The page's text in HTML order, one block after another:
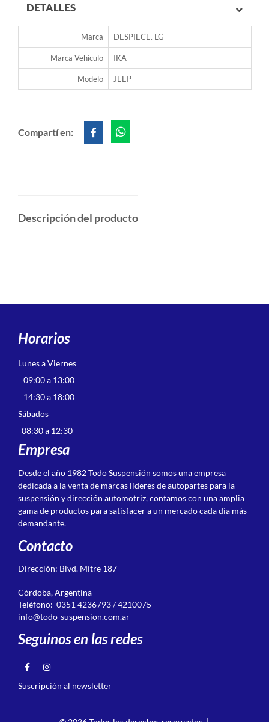
DETALLES
Marca DESPIECE. LG
Marca Vehículo IKA
Modelo JEEP
Compartí en:
Descripción del producto
Horarios
Lunes a Viernes
09:00 a 13:00
14:30 a 18:00
Sábados
08:30 a 12:30
Empresa
Desde el año 1982 Todo Suspensión somos una empresa
dedicada a la venta de marcas líderes de autopartes para la
suspensión y dirección automotriz, contamos con una amplia
gama de productos para satisfacer a un mercado cada día más
demandante.
Contacto
Dirección: Blvd. Mitre 187
Córdoba, Argentina
Teléfono: 0351 4236793 / 4210075
info@todo-suspension.com.ar
Seguinos en las redes
Suscripción al newsletter